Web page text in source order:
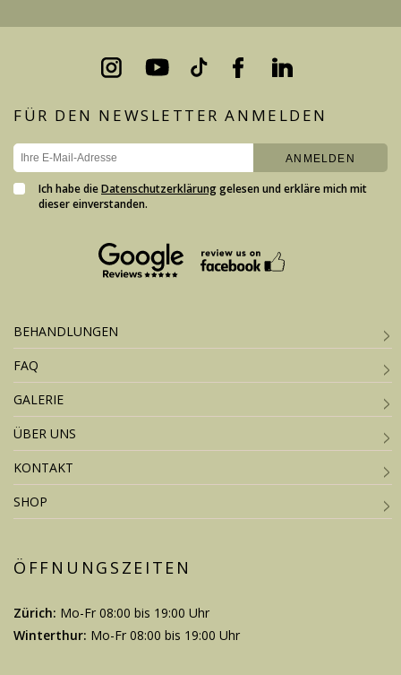
FÜR DEN NEWSLETTER ANMELDEN
Ich habe dieDatenschutzerklärunggelesen und erkläre mich mit
dieser einverstanden.
BEHANDLUNGEN
FAQ
GALERIE
ÜBER UNS
KONTAKT
SHOP
ÖFFNUNGSZEITEN
Zürich: Mo-Fr 08:00 bis 19:00 Uhr
Winterthur: Mo-Fr 08:00 bis 19:00 Uhr